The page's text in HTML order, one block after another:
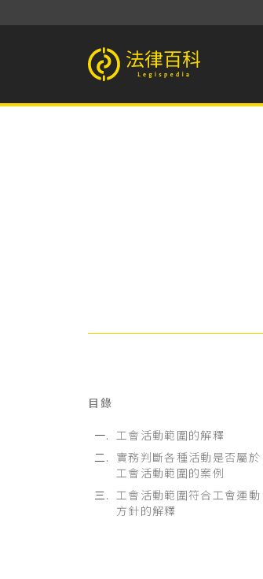
法律百科 Legispedia
目錄
工會活動範圍的解釋
實務判斷各種活動是否屬於
工會活動範圍的案例
工會活動範圍符合工會運動
方針的解釋